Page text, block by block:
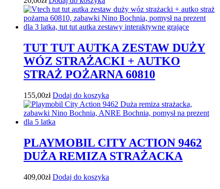
TUT TUT AUTKA ZESTAW DUŻY
WÓZ STRAŻACKI + AUTKO
STRAŻ POŻARNA 60810
155,00zł Dodaj do koszyka
PLAYMOBIL CITY ACTION 9462
DUŻA REMIZA STRAŻACKA
409,00zł Dodaj do koszyka